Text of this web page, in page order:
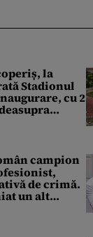
la
Stadionul
cu 2
campion
de crimă.
un alt